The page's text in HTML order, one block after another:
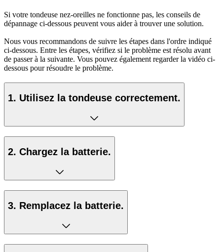
Si votre tondeuse nez-oreilles ne fonctionne pas, les conseils de
dépannage ci-dessous peuvent vous aider à trouver une solution.
Nous vous recommandons de suivre les étapes dans l'ordre indiqué
ci-dessous. Entre les étapes, vérifiez si le problème est résolu avant
de passer à la suivante. Vous pouvez également regarder la vidéo ci-
dessous pour résoudre le problème.
1. Utilisez la tondeuse correctement.
2. Chargez la batterie.
3. Remplacez la batterie.